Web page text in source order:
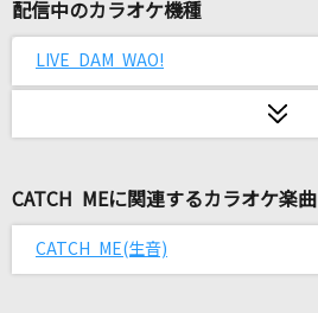
ぎゅっと
Sexy Zone
妖精帝國
[生音]女だから
配信中のカラオケ機種
LIVE DAM WAO!
CATCH MEに関連するカラオケ楽曲
CATCH ME(生音)